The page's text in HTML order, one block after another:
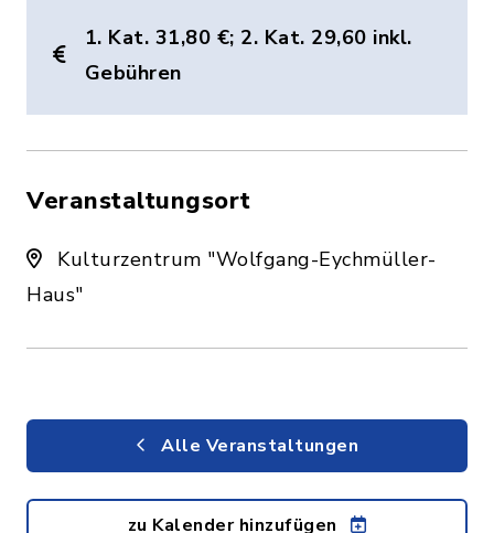
1. Kat. 31,80 €; 2. Kat. 29,60 inkl.
Gebühren
Veranstaltungsort
Kulturzentrum "Wolfgang-Eychmüller-
Haus"
Alle Veranstaltungen
zu Kalender hinzufügen